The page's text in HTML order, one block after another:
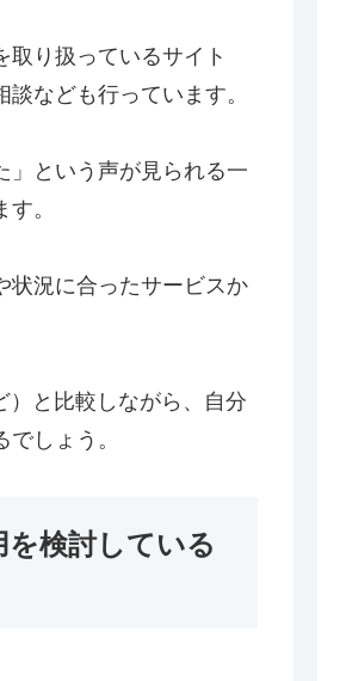
り扱っているサイト
なども行っています。
」という声が見られる一
。
状況に合ったサービスか
）と比較しながら、自分
しょう。
検討している